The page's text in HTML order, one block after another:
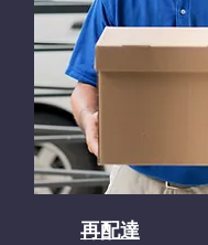
再配達